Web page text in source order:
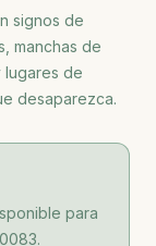
signos de
manchas de
lugares de
desaparezca.
para